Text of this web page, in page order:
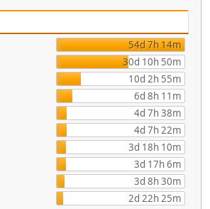
54d 7h 14m
30d 10h 50m
10d 2h 55m
6d 8h 11m
4d 7h 38m
4d 7h 22m
3d 18h 10m
3d 17h 6m
3d 8h 30m
2d 22h 25m